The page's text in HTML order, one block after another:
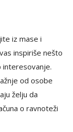
iz mase i
inspiriše nešto
interesovanje.
od osobe
želju da
o ravnoteži